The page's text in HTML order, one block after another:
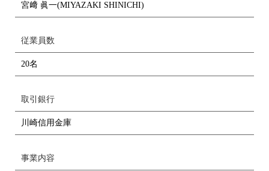
宮﨑 眞一(MIYAZAKI SHINICHI)
従業員数
20名
取引銀行
川崎信用金庫
事業内容